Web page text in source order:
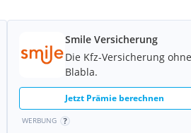
Smile Versicherung
Die Kfz-Versicherung ohne
Blabla.
Jetzt Prämie berechnen
WERBUNG